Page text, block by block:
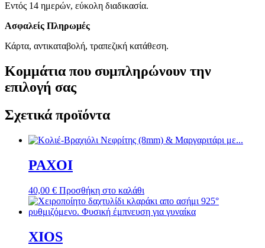
Εντός 14 ημερών, εύκολη διαδικασία.
Ασφαλείς Πληρωμές
Κάρτα, αντικαταβολή, τραπεζική κατάθεση.
Κομμάτια που συμπληρώνουν την
επιλογή σας
Σχετικά προϊόντα
PAXOI
40,00 € Προσθήκη στο καλάθι
XIOS